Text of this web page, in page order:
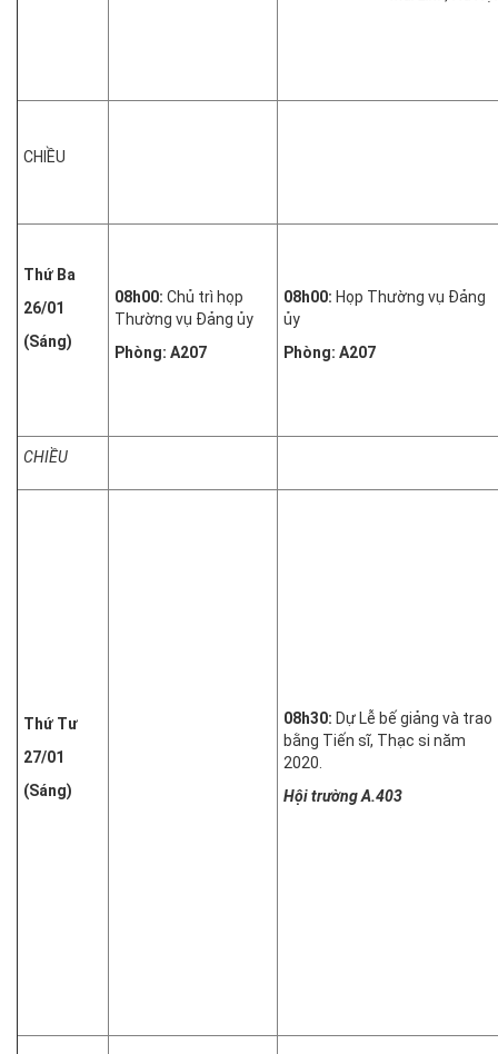
CHIỀU
Thứ Ba
26/01
(Sáng)
08h00: Chủ trì họp
Thường vụ Đảng ủy
Phòng: A207
08h00: Họp Thường vụ Đảng
ủy
Phòng: A207
CHIỀU
Thứ Tư
27/01
(Sáng)
08h30: Dự Lễ bế giảng và trao
bằng Tiến sĩ, Thạc si năm
2020.
Hội trường A.403